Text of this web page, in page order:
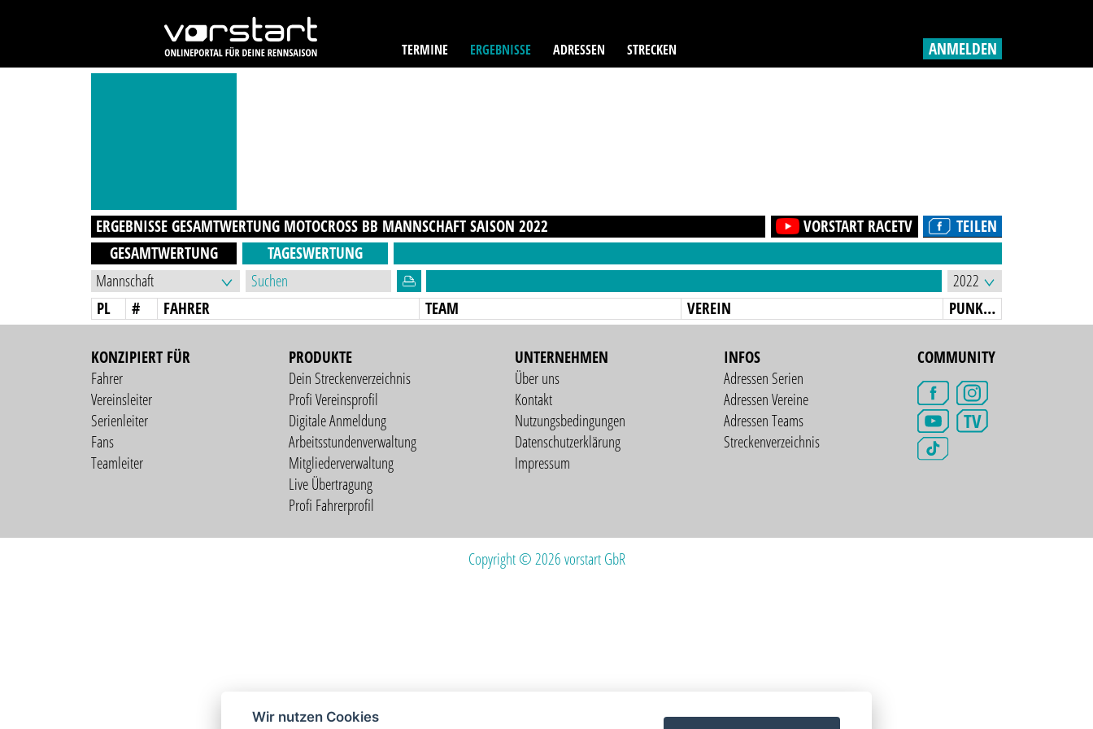
TERMINE ERGEBNISSE ADRESSEN STRECKEN ANMELDEN
ERGEBNISSE GESAMTWERTUNG MOTOCROSS BB MANNSCHAFTSAISON2022 TEILEN
VORSTART RACETV
GESAMTWERTUNG
TAGESWERTUNG
PL # FAHRER TEAM VEREIN PUNKTE
KONZIPIERT FÜR
Fahrer
Vereinsleiter
Serienleiter
Fans
Teamleiter
PRODUKTE
Dein Streckenverzeichnis
Profi Vereinsprofil
Digitale Anmeldung
Arbeitsstundenverwaltung
Mitgliederverwaltung
Live Übertragung
Profi Fahrerprofil
UNTERNEHMEN
Über uns
Kontakt
Nutzungsbedingungen
Datenschutzerklärung
Impressum
INFOS
Adressen Serien
Adressen Vereine
Adressen Teams
Streckenverzeichnis
COMMUNITY
TV
Copyright © 2026 vorstart GbR
Wir nutzen Cookies